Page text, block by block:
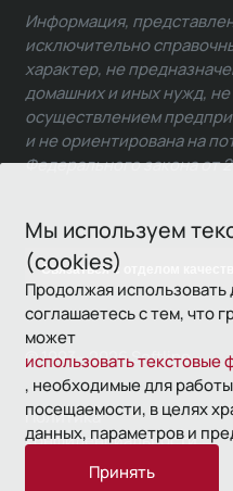
Мы используем
(cookies)
Продолжая использовать
соглашаетесь с тем, что
может
использовать текстовые
, необходимые для
посещаемости, в целях
данных, параметров и
Принять
Связаться с отделом
Информация,
исключительно
характер, не
домашних и иных нужд, не
осуществлением
и не ориентирована на
Федерального закона
© 1993—2026 Softline
Политика
конфиденциальности